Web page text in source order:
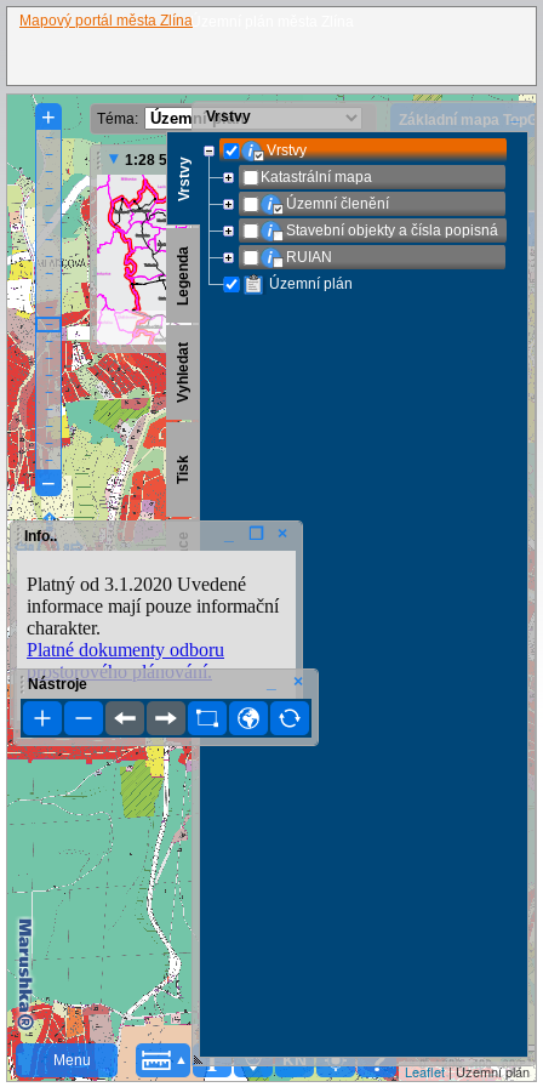
Mapový portál města ZlínaÚzemní plán města Zlína
Téma: Základní mapa
Ortofoto ČUZK
Ortofoto TopGIS
Topografická mapa
ZTM10
Leaflet| Územní plán
1:28 571
KN
Vrstvy
Vrstvy
Katastrální mapa
Územní členění
Stavební objekty a čísla popisná
RUIAN
Územní plán
Menu
Info..
Nástroje